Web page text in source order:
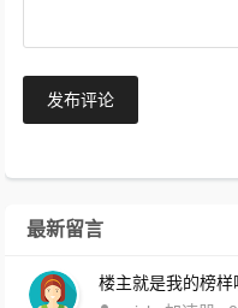
发布评论
最新留言
楼主就是我的榜